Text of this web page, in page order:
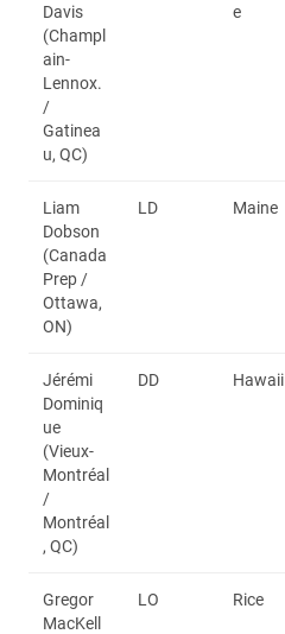
Davis
(Champl
ain-
Lennox.
/
Gatinea
u, QC)
e
Liam
Dobson
(Canada
Prep /
Ottawa,
ON)
LD Maine
Jérémi
Dominiq
ue
(Vieux-
Montréal
/
Montréal
, QC)
DD Hawaii
Gregor
MacKell
LO Rice